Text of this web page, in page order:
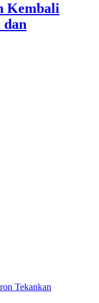
Kembali
dan
Tekankan